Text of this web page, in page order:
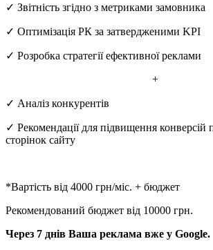
✓ Звітність згідно з метриками замовника
✓ Оптимізація РК за затвердженими KPI
✓ Розробка стратегії ефективної реклами
+
✓ Аналіз конкурентів
✓ Рекомендації для підвищення конверсій
сторінок сайту
*Вартість від 4000 грн/міс. + бюджет
Рекомендований бюджет від 10000 грн.
Через 7 днів Ваша реклама вже у Google.